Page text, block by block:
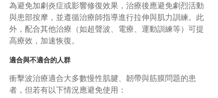
為避免加劇炎症或影響修復效果，治療後應避免劇烈活動
與患部按摩，並遵循治療師指導進行拉伸與肌力訓練。此
外，配合其他治療（如超聲波、電療、運動訓練等）可提
高療效，加速恢復。
適合與不適合的人群
衝擊波治療適合大多數慢性肌腱、韌帶與筋膜問題的患
者，但若有以下情況應避免使用：